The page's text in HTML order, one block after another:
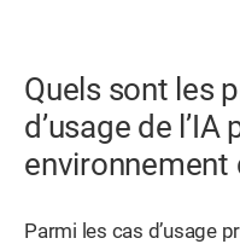
Quels sont les
d’usage de
environnement
Parmi les cas d’usage